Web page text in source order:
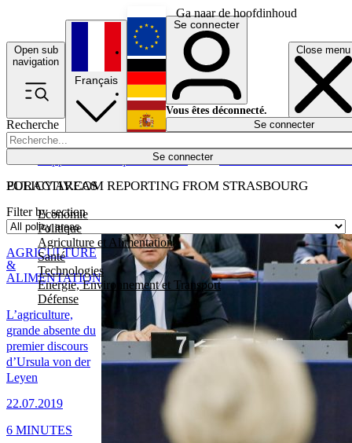
Ga naar de hoofdinhoud
Open sub
navigation
Close menu
Recherche
Se connecter
POLICY AREAS
Economie
Politique
Agriculture et Alimentation
Santé
Technologies
Energie, Environnement et Transport
Défense
Économie
Français
English
Deutsch
Español
Se connecter
Vous êtes déconnecté.
Se connecter
EURACTIV.COM REPORTING FROM STRASBOURG
Filter by section
L’agriculture,
grande absente du
premier discours
d’Ursula von der
Leyen
22.07.2019
AGRICULTURE
&
ALIMENTATION
6 MINUTES